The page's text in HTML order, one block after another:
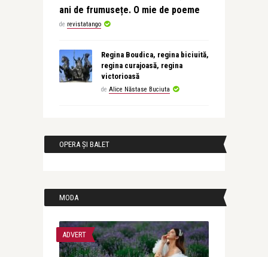
ani de frumusețe. O mie de poeme
de revistatango
Regina Boudica, regina biciuită,
regina curajoasă, regina
victorioasă
de Alice Năstase Buciuta
OPERA ȘI BALET
MODA
ADVERT